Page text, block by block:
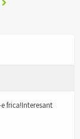
frica!Interesant